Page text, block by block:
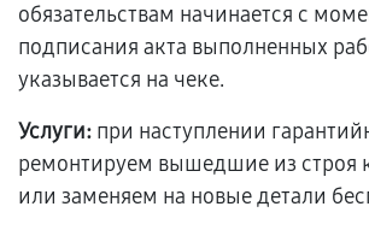
обязательствам начинается с
подписания акта выполненных
указывается на чеке.
Услуги: при наступлении
ремонтируем вышедшие из строя
или заменяем на новые детали